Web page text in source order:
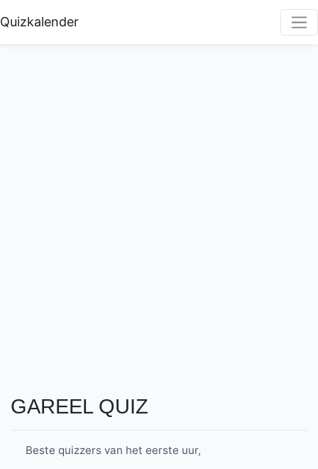
Quizkalender
GAREEL QUIZ
Beste quizzers van het eerste uur,